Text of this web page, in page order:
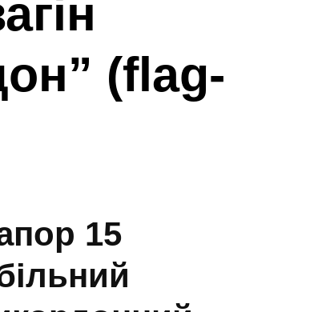
(flag-
15